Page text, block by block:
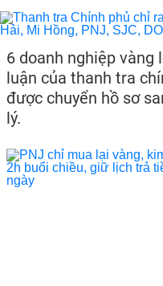
6 doanh nghiệp vàng
luận của thanh tra
được chuyển hồ sơ
lý.